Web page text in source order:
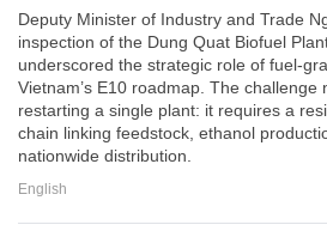
Deputy Minister of Industry and Trade
inspection of the Dung Quat Biofuel
underscored the strategic role of fuel-
Vietnam’s E10 roadmap. The challenge
restarting a single plant: it requires a
chain linking feedstock, ethanol
nationwide distribution.
English